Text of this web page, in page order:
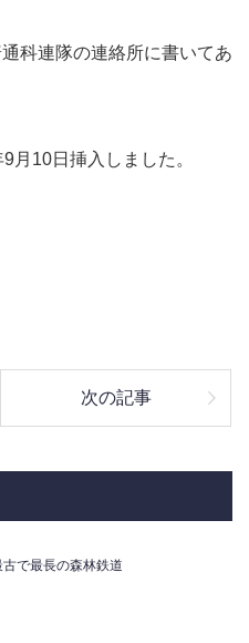
科連隊の連絡所に書いてあ
月10日挿入しました。
次の記事
で最長の森林鉄道